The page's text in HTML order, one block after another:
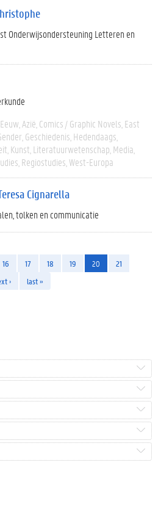
Onderwijsondersteuning Letteren en
Azië Comics / Graphic Novels East
Geschiedenis Hedendaags
Kunst Literatuurwetenschap Media
Regiostudies West-Europa
Cignarella
tolken en communicatie
16 17 18 19 20
21
› last »